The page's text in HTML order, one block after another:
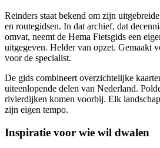
Reinders staat bekend om zijn
en routegidsen. In dat archief, dat
omvat, neemt de Hema Fietsgids een
uitgegeven. Helder van opzet. Gemaakt
voor de specialist.
De gids combineert overzichtelijke
uiteenlopende delen van Nederland.
rivierdijken komen voorbij. Elk
zijn eigen tempo.
Inspiratie voor wie wil dwalen